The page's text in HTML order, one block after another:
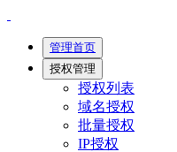
管理首页
授权管理
授权列表
域名授权
批量授权
IP授权